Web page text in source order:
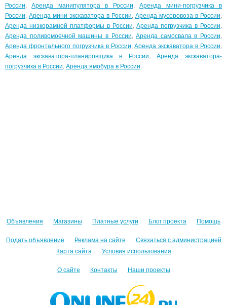
России,Аренда манипулятора в России,Аренда мини-погрузчика в
России, Аренда мини-экскаватора в России, Аренда мусоровоза в России,
Аренда низкорамной платформы в России,Аренда погрузчика в России,
Аренда поливомоечной машины в России,Аренда самосвала в России,
Аренда фронтального погрузчика в России,Аренда экскаватора в России,
Аренда экскаватора-планировщика в России,Аренда экскаватора-
погрузчика в России, Аренда ямобура в России.
Объявления Магазины Платные услуги Блог проекта Помощь
Подать объявление Реклама на сайте
Связаться с администрацией
Карта сайта
Условия использования
О сайте Контакты Наши проекты